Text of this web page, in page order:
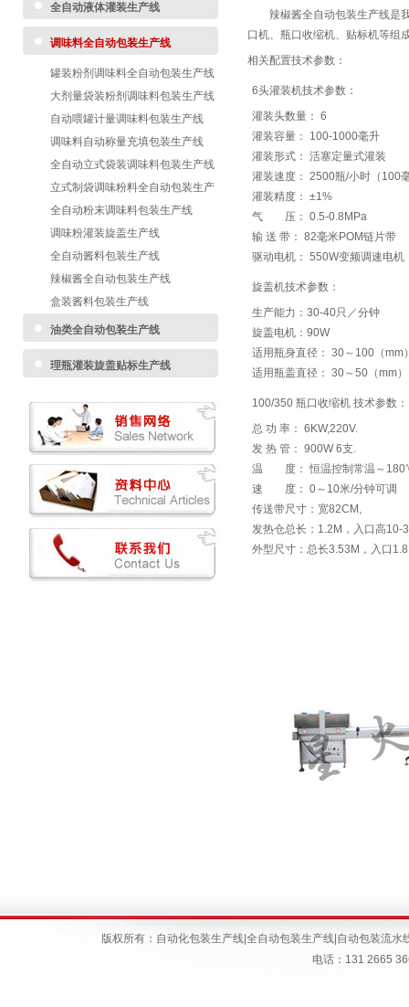
全自动液体灌装生产线
调味料全自动包装生产线
罐装粉剂调味料全自动包装生产线
大剂量袋装粉剂调味料包装生产线
自动喂罐计量调味料包装生产线
调味料自动称量充填包装生产线
全自动立式袋装调味料包装生产线
立式制袋调味粉料全自动包装生产
线
全自动粉末调味料包装生产线
调味粉灌装旋盖生产线
全自动酱料包装生产线
辣椒酱全自动包装生产线
盒装酱料包装生产线
油类全自动包装生产线
理瓶灌装旋盖贴标生产线
辣椒酱全自动包装生产线是我
口机、瓶口收缩机、贴标机等组
相关配置技术参数：
6头灌装机技术参数：
灌装头数量： 6
灌装容量： 100-1000毫升
灌装形式： 活塞定量式灌装
灌装速度： 2500瓶/小时（100
灌装精度： ±1%
气 压： 0.5-0.8MPa
输 送 带： 82毫米POM链片带
驱动电机： 550W变频调速电机
旋盖机技术参数：
生产能力：30-40只／分钟
旋盖电机：90W
适用瓶身直径： 30～100（mm
适用瓶盖直径： 30～50（mm
100/350 瓶口收缩机 技术参数：
总 功 率： 6KW,220V.
发 热 管： 900W 6支.
温 度： 恒温控制常温～
速 度： 0～10米/分钟可调
传送带尺寸：宽82CM,
发热仓总长：1.2M，入口高10-
外型尺寸：总长3.53M，入口
版权所有： 自动化包装生产线| 全自动包装生产线| 自动包装流水
电话：131 2665